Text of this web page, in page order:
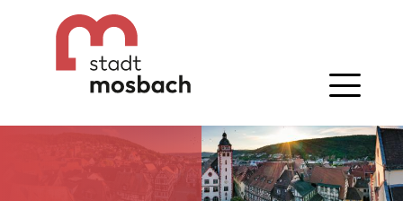
Gehe zum Navigationsbereich
Gehe zum Inhalt